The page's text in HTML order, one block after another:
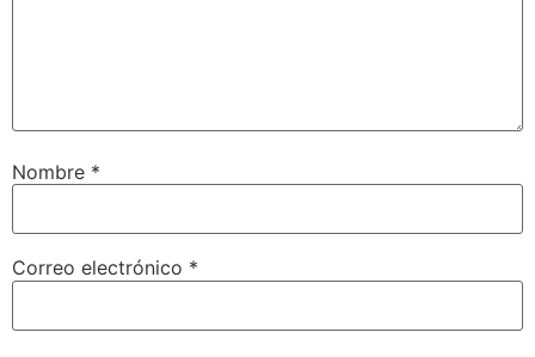
Nombre *
Correo electrónico *